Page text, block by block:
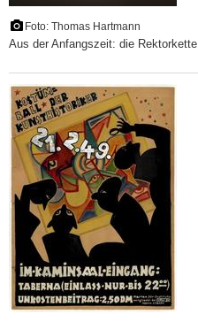
Foto: Thomas Hartmann
Aus der Anfangszeit: die Rektorkette